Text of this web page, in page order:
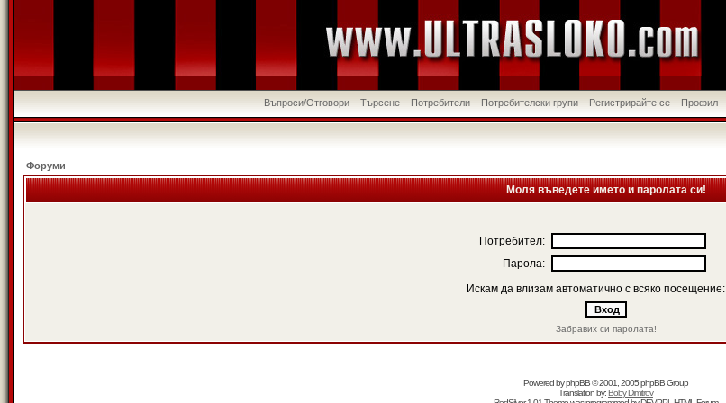
Въпроси/Отговори Търсене Потребители Потребителски групи Регистрирайте се Профил
Форуми
Моля въведете името и паролата си!
Потребител:
Парола:
Искам да влизам автоматично с всяко посещение:
Забравих си паролата!
Powered byphpBB© 2001, 2005 phpBB Group
Translation by:Boby Dimitrov